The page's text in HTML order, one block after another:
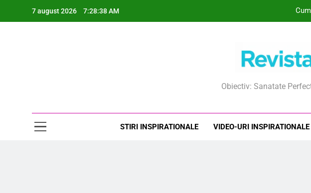
7 august 2026 7:28:40 AM
Descoperiri în Genomică
Revista
Obiectiv: Sanatate
STIRI INSPIRATIONALE VIDEO-URI INSPIRATIONALE